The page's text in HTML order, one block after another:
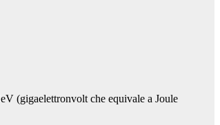
(gigaelettronvolt che equivale a Joule